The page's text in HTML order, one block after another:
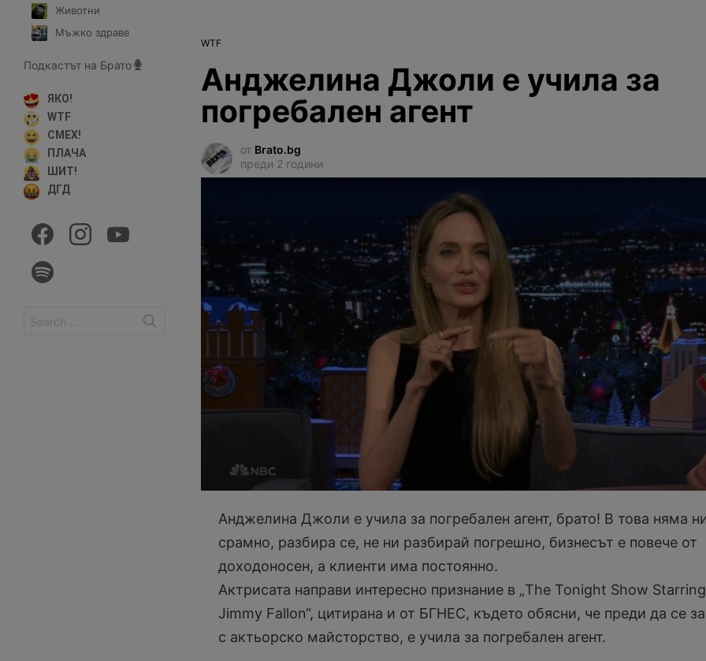
WTF
Анджелина Джоли е учила за
погребален агент
от Brato.bg
преди 2 години
Анджелина Джоли е учила за погребален агент, брато! В това няма
срамно, разбира се, не ни разбирай погрешно, бизнесът е повече от
доходоносен, а клиенти има постоянно.
Актрисата направи интересно признание в „The Tonight Show Starring
Jimmy Fallon“, цитирана и от БГНЕС, където обясни, че преди да се
с актьорско майсторство, е учила за погребален агент.
Животни
Мъжко здраве
Подкастът на Брато
ЯКО!
WTF
СМЕХ!
ПЛАЧА
ШИТ!
ДГД
for: